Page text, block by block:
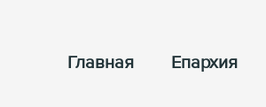
Главная Епархия